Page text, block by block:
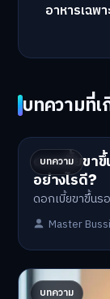
อาหารเฉพ
บทความที่เ
บทความ
ดอกเบี้ยข
อย่างไรดี?
ดอกเบี้ยขาขึ้นร
Master
บทความ
ปรับพอร์ตรั